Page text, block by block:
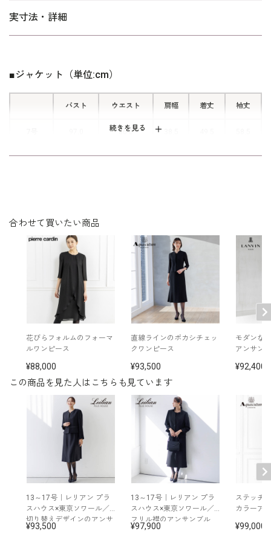
ます。フォーマルの中に“今”の“エレガンス”を感じさせる1着で
つも着用されているお洋服の号数のワンサイズアップに近い着用
おすすめできるブラックフォーマルです。
グラン”を使用
トリアセテート特有の深みのある黒に
■袖の長さを調節できるスリット仕様
ジャケットの袖は長さを着用できるよ
うスリット仕様に。折り返すことでお
好みの長さで着用いただけます。
■着脱のしやすいワンピースの前開き
ファスナー
ワンピースの前開きファスナーで、ス
トレスのなくお1人でも楽に着脱が可
能。上品な見栄えと実用性を両立させ
たデザインに仕上げました。
実寸法・詳細
続きを見る
■ジャケット（単位:cm）
バスト ウエスト 肩幅 着丈 袖丈
86.0
9号 100.0 89.0 39.0 50.0 59.0
表地：トリアセテート69％ ポリエステル31％
サテン トリアセテート85％ ポリエステル1
裏地：キュプラ100％
その他
洗濯方法：クリーニング
日本製
※モデル着用：
イヤリング /
5652897-10
5624161-96
※モデル：身長167cm 9号着用
■ワンピース（単位:cm）
バスト
95.0 99.0 38.5
9号 98.0 85.5 102.0 39.0 106.0 43.0
11号 106.0 43.5
この商品を見た人はこちらも見ています
13～17号｜レリアン プラ
スハウス×東京ソワール／
切り替えデザインのアンサ
ンブル
93,500
13～17号｜レリアン プラ
スハウス×東京ソワール／
フリル襟のアンサンブル
97,900
ステッチ
カラーア
99,000
合わせて買いたい商品
花びらフォルムのフォーマ
ルワンピース
88,000
直線ラインのボカシチェッ
クワンピース
93,500
モダンな
アンサン
92,400